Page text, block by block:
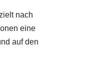
nach
eine
auf den